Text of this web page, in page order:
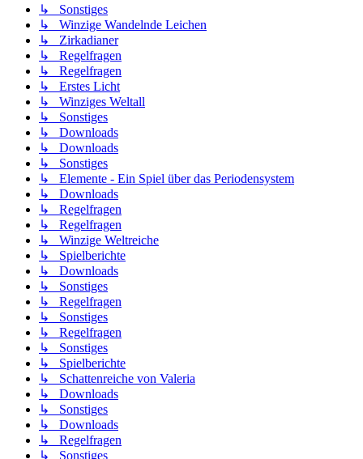
↳ Sonstiges
↳ Winzige Wandelnde Leichen
↳ Zirkadianer
↳ Regelfragen
↳ Regelfragen
↳ Erstes Licht
↳ Winziges Weltall
↳ Sonstiges
↳ Downloads
↳ Downloads
↳ Sonstiges
↳ Elemente - Ein Spiel über das Periodensystem
↳ Downloads
↳ Regelfragen
↳ Regelfragen
↳ Winzige Weltreiche
↳ Spielberichte
↳ Downloads
↳ Sonstiges
↳ Regelfragen
↳ Sonstiges
↳ Regelfragen
↳ Sonstiges
↳ Spielberichte
↳ Schattenreiche von Valeria
↳ Downloads
↳ Sonstiges
↳ Downloads
↳ Regelfragen
↳ Sonstiges